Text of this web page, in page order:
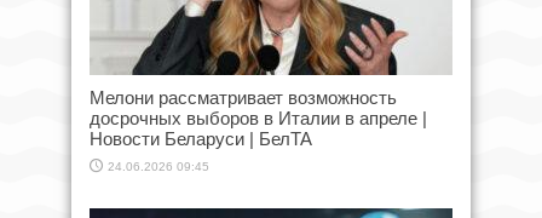
Мелони рассматривает возможность
досрочных выборов в Италии в апреле |
Новости Беларуси | БелТА
24.06.2026 09:45